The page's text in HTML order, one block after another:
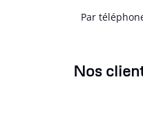
Par
Nos